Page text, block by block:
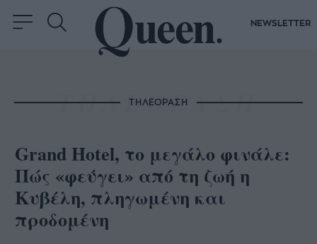
NEWSLETTER
ΤΗΛΕΟΡΑΣΗ
Grand Hotel, το μεγάλο φινάλε:
Πώς «φεύγει» από τη ζωή η
Κυβέλη, πληγωμένη και
προδομένη